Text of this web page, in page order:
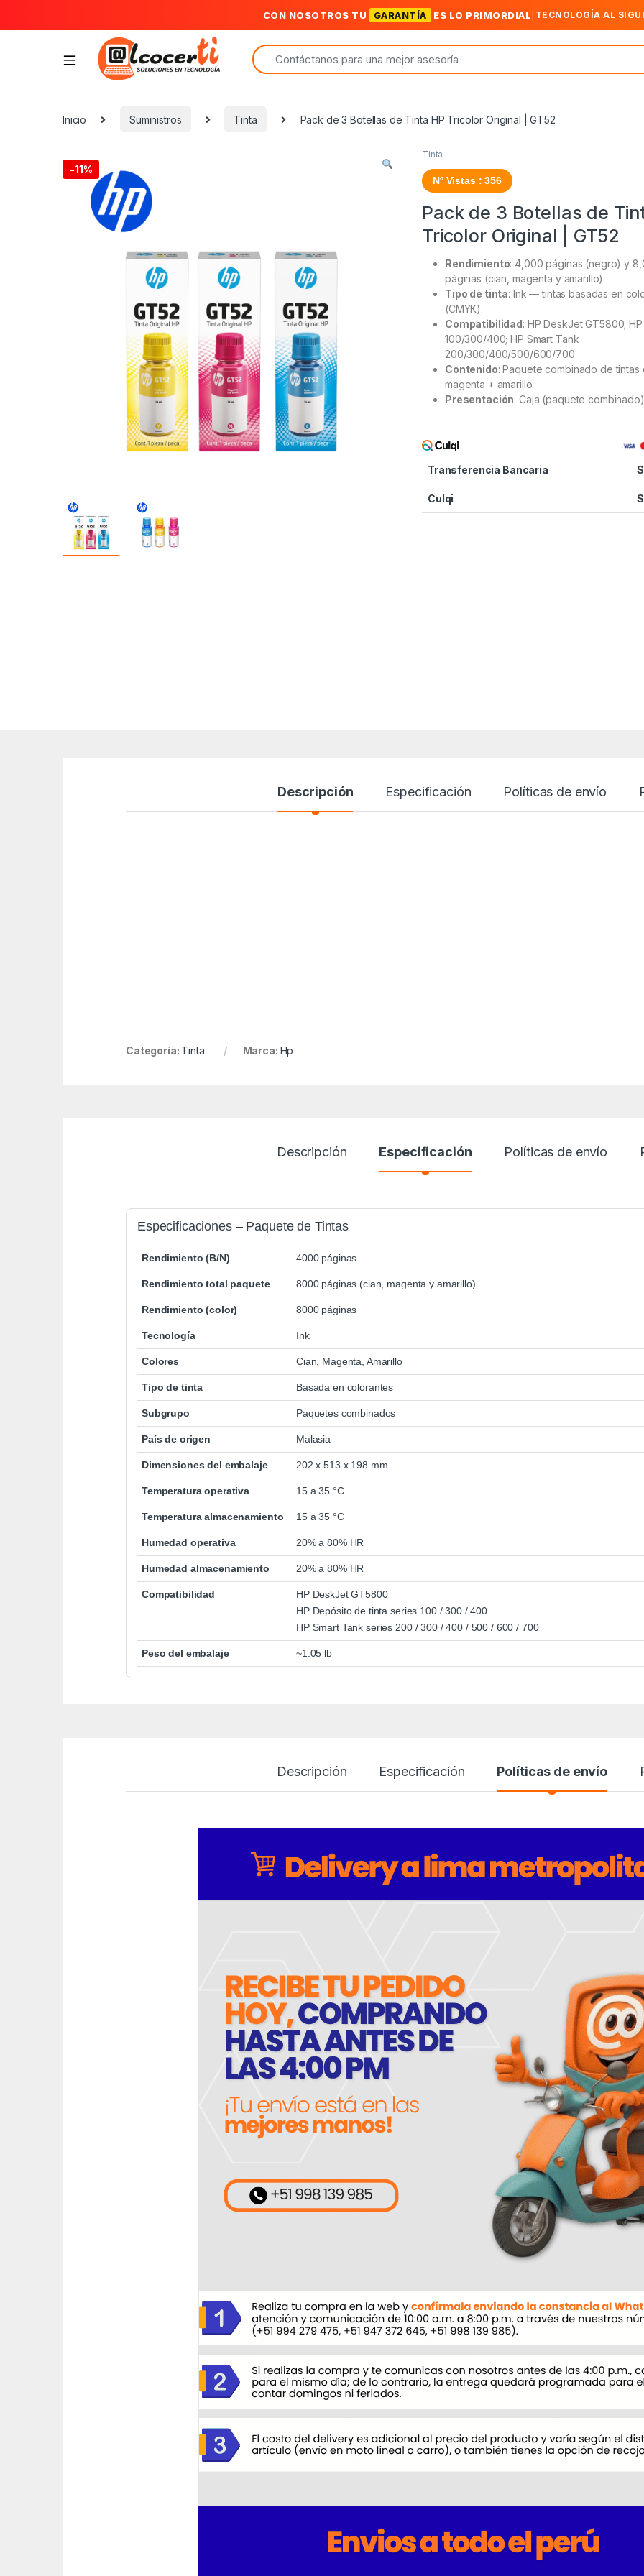
CON NOSOTROS TU GARANTÍA ES LO PRIMORDIAL TECNOLOGÍA AL
Search for:
Inicio Suministros Tinta Pack de 3 Botellas de Tinta HP Tricolor Original | GT52
-11%
Tinta
Nº Vistas : 356
Pack de 3 Botellas de
Tricolor Original | GT52
Rendimiento: 4,000 páginas (negro) y
páginas (cian, magenta y amarillo).
Tipo de tinta: Ink — tintas basadas en
(CMYK).
Compatibilidad: HP DeskJet GT5800;
100/300/400; HP Smart Tank
200/300/400/500/600/700.
Contenido: Paquete combinado de tintas
magenta + amarillo.
Presentación: Caja (paquete
Transferencia Bancaria
Culqi
Descripción Especificación Políticas de envío
Categoría: Tinta Marca: Hp
Descripción Especificación Políticas de envío
Especificaciones – Paquete de Tintas
Rendimiento (B/N) 4000 páginas
Rendimiento total paquete 8000 páginas (cian, magenta y amarillo)
Rendimiento (color) 8000 páginas
Tecnología Ink
Colores Cian, Magenta, Amarillo
Tipo de tinta Basada en colorantes
Subgrupo Paquetes combinados
País de origen Malasia
Dimensiones del embalaje 202 x 513 x 198 mm
Temperatura operativa 15 a 35 °C
Temperatura almacenamiento 15 a 35 °C
Humedad operativa 20% a 80% HR
Humedad almacenamiento 20% a 80% HR
Compatibilidad
HP DeskJet GT5800
HP Depósito de tinta series 100 / 300 / 400
HP Smart Tank series 200 / 300 / 400 / 500 / 600 / 700
Peso del embalaje ~1.05 lb
Descripción Especificación Políticas de envío